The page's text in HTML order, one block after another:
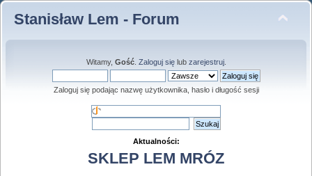
Stanisław Lem - Forum
Witamy, Gość. Zaloguj sięlub zarejestruj.
Zaloguj się podając nazwę użytkownika, hasło i długość sesji
Aktualności:
SKLEP LEM MRÓZ